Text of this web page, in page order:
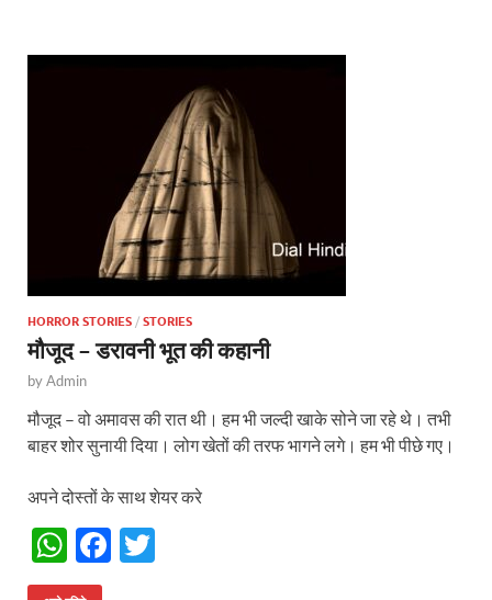
A o
HORROR STORIES / STORIES
मौजूद – डरावनी भूत की कहानी
byAdmin
मौजूद – वो अमावस की रात थी। हम भी जल्दी खाके सोने जा रहे थे। तभी
बाहर शोर सुनायी दिया। लोग खेतों की तरफ भागने लगे। हम भी पीछे गए।
अपने दोस्तों के साथ शेयर करे
W
h
F